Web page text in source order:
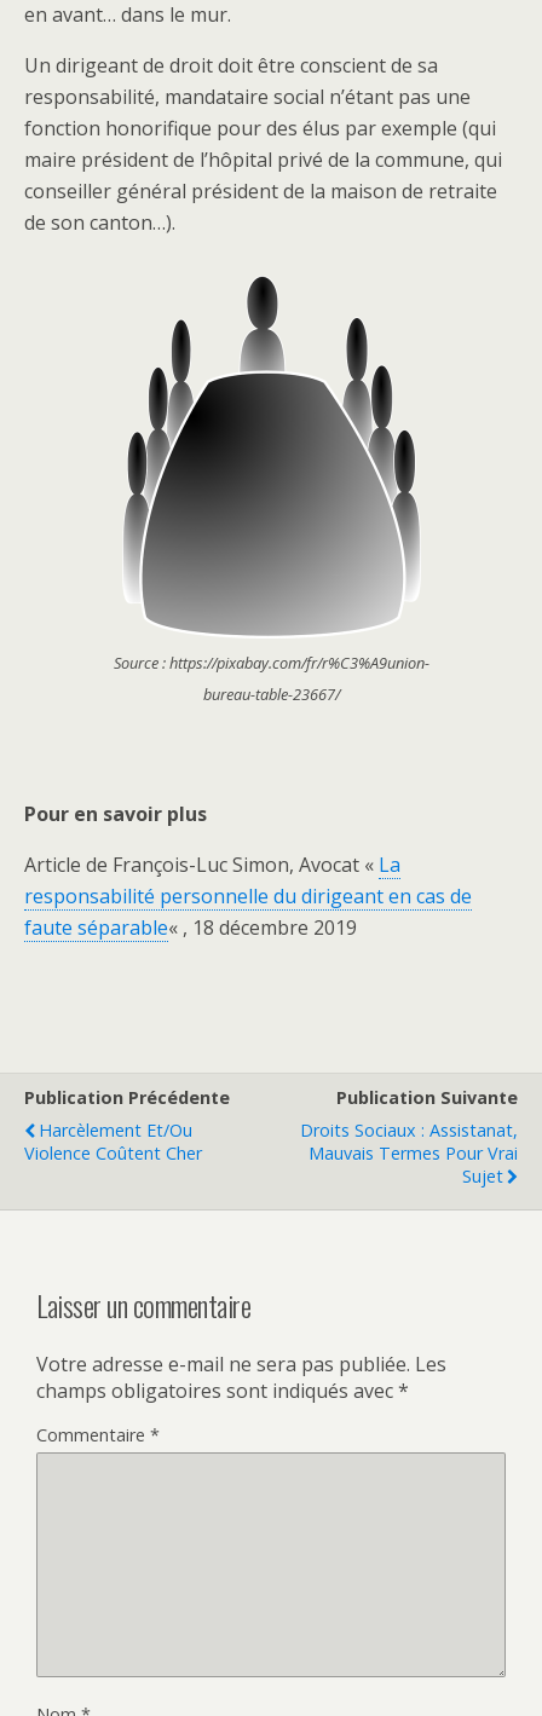
en avant… dans le mur.
Un dirigeant de droit doit être conscient de sa
responsabilité, mandataire social n’étant pas une
fonction honorifique pour des élus par exemple (qui
maire président de l’hôpital privé de la commune, qui
conseiller général président de la maison de retraite
de son canton…).
Source : https://pixabay.com/fr/r%C3%A9union-
bureau-table-23667/
Pour en savoir plus
Article de François-Luc Simon, Avocat « La
responsabilité personnelle du dirigeant en cas de
faute séparable« , 18 décembre 2019
Publication Précédente
Harcèlement Et/ou
Violence Coûtent Cher
Publication Suivante
Droits Sociaux : Assistanat,
Mauvais Termes Pour Vrai
Sujet
Laisser un commentaire
Votre adresse e-mail ne sera pas publiée. Les
champs obligatoires sont indiqués avec*
Commentaire *